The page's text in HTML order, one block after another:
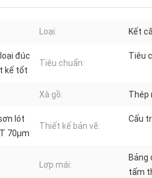
Loại: Kết
đúc
kế tốt
Tiêu chuẩn:
Tiêu
Xà gồ: Thép
lót
70μm
Thiết kế bản vẽ:
Cấu
Lợp mái:
Bảng
tấm